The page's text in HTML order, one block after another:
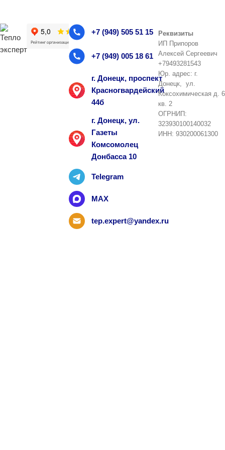
+7 (949) 505 51 15
+7 (949) 005 18 61
г. Донецк, проспект
Красногвардейский
44б
г. Донецк, ул.
Газеты
Комсомолец
Донбасса 10
Telegram
MAX
tep.expert@yandex.ru
Реквизиты
ИП Припоров
Алексей Сергеевич
+79493281543
Юр. адрес: г.
Донецк, ул.
Коксохимическая д. 6
кв. 2
ОГРНИП:
323930100140032
ИНН: 930200061300